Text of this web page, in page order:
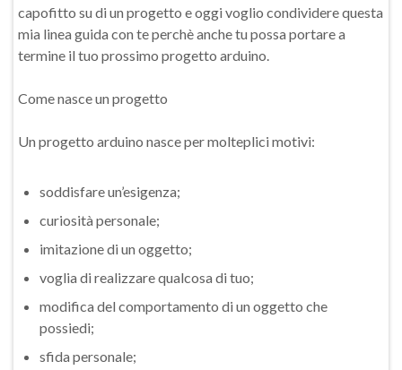
capofitto su di un progetto e oggi voglio condividere questa
mia linea guida con te perchè anche tu possa portare a
termine il tuo prossimo progetto arduino.
Come nasce un progetto
Un progetto arduino nasce per molteplici motivi:
soddisfare un’esigenza;
curiosità personale;
imitazione di un oggetto;
voglia di realizzare qualcosa di tuo;
modifica del comportamento di un oggetto che
possiedi;
sfida personale;